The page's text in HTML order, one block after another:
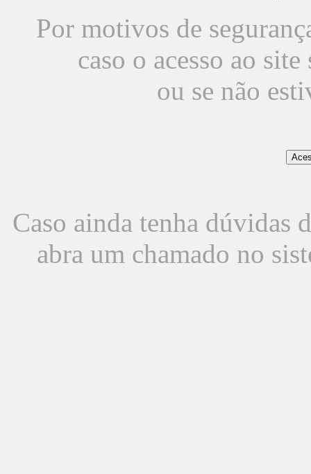
Por motivos de
caso o acesso ao
ou se não
Caso ainda tenha dúvidas
abra um chamado no